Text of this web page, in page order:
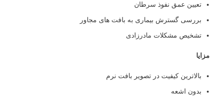
تعیین عمق نفوذ سرطان
بررسی گسترش بیماری به بافت های مجاور
تشخیص مشکلات مادرزادی
مزایا
بالاترین کیفیت در تصویر بافت نرم
بدون اشعه